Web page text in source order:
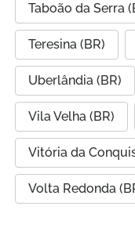
Taboão da Serra
Teresina (BR)
Uberlândia (BR)
Vila Velha (BR)
Vitória da
Volta Redonda